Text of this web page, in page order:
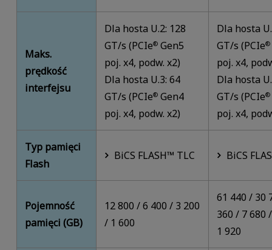
Maks.
prędkość
interfejsu
Dla hosta U.2: 128
GT/s (PCIe® Gen5
poj. x4, podw. x2)
Dla hosta U.3: 64
GT/s (PCIe® Gen4
poj. x4, podw. x2)
Dla hosta
GT/s (PCIe®
poj. x4,
Dla hosta
GT/s (PCIe®
poj. x4,
Typ pamięci
Flash
BiCS FLASH™ TLC BiCS
Pojemność
pamięci (GB)
12 800 / 6 400 / 3 200
/ 1 600
61 440 / 30
360 / 7 680
1 920